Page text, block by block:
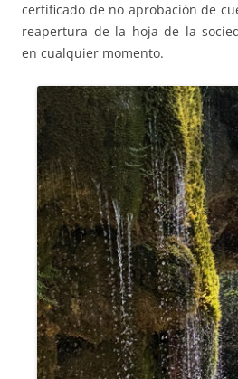
certificado de no aprobación de
reapertura de la hoja de la
en cualquier momento.